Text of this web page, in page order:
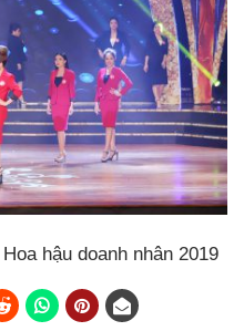
hậu doanh nhân 2019